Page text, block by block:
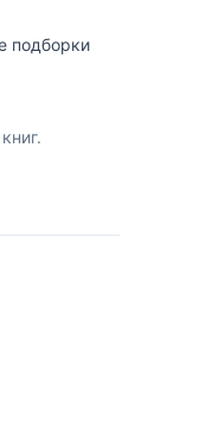
подборки